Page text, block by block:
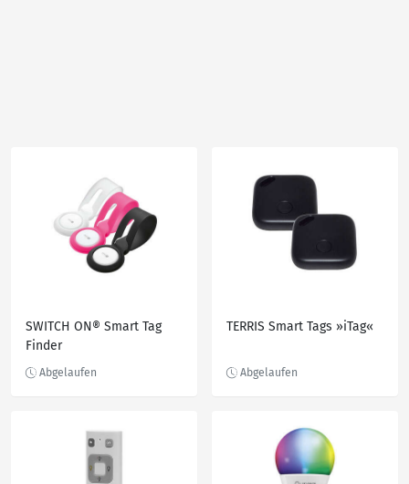
SWITCH ON® Smart Tag
Finder
TERRIS Smart Tags »iTag«